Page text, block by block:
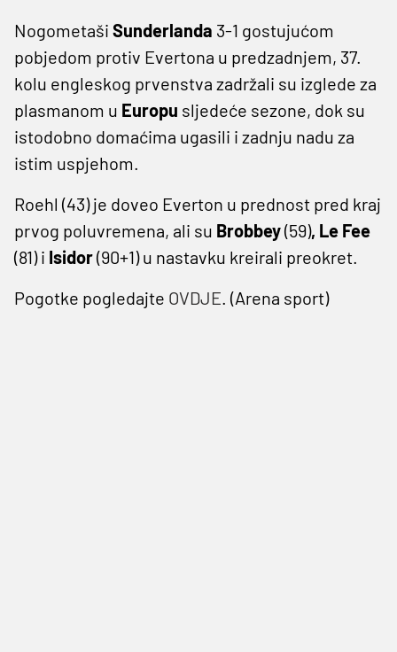
Nogometaši Sunderlanda 3-1 gostujućom
pobjedom protiv Evertona u predzadnjem, 37.
kolu engleskog prvenstva zadržali su izglede za
plasmanom u Europu sljedeće sezone, dok su
istodobno domaćima ugasili i zadnju nadu za
istim uspjehom.
Roehl ‌(43) je doveo Everton u prednost pred kraj
prvog poluvremena, ali su Brobbey(59), Le Fee
(81) i Isidor(90+1) u nastavku kreirali preokret.
Pogotke pogledajte OVDJE. (Arena sport)